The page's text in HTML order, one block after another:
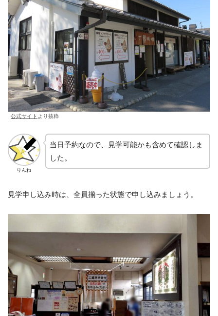
公式サイト より抜粋
りんね
当日予約なので、見学可能かも含めて確認しま
した。
見学申し込み時は、全員揃った状態で申し込みましょう。